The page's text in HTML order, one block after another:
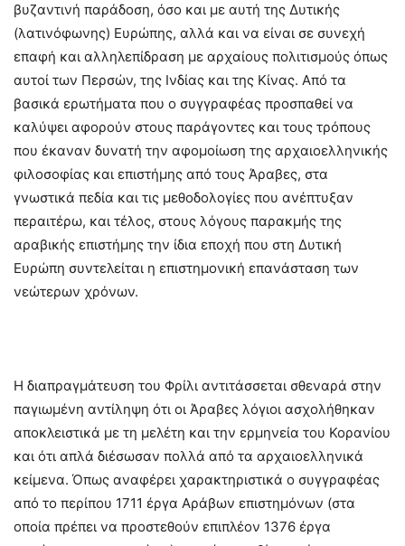
βυζαντινή παράδοση, όσο και με αυτή της Δυτικής
(λατινόφωνης) Ευρώπης, αλλά και να είναι σε συνεχή
επαφή και αλληλεπίδραση με αρχαίους πολιτισμούς όπως
αυτοί των Περσών, της Ινδίας και της Κίνας. Από τα
βασικά ερωτήματα που ο συγγραφέας προσπαθεί να
καλύψει αφορούν στους παράγοντες και τους τρόπους
που έκαναν δυνατή την αφομοίωση της αρχαιοελληνικής
φιλοσοφίας και επιστήμης από τους Άραβες, στα
γνωστικά πεδία και τις μεθοδολογίες που ανέπτυξαν
περαιτέρω, και τέλος, στους λόγους παρακμής της
αραβικής επιστήμης την ίδια εποχή που στη Δυτική
Ευρώπη συντελείται η επιστημονική επανάσταση των
νεώτερων χρόνων.
Η διαπραγμάτευση του Φρίλι αντιτάσσεται σθεναρά στην
παγιωμένη αντίληψη ότι οι Άραβες λόγιοι ασχολήθηκαν
αποκλειστικά με τη μελέτη και την ερμηνεία του Κορανίου
και ότι απλά διέσωσαν πολλά από τα αρχαιοελληνικά
κείμενα. Όπως αναφέρει χαρακτηριστικά ο συγγραφέας
από το περίπου 1711 έργα Αράβων επιστημόνων (στα
οποία πρέπει να προστεθούν επιπλέον 1376 έργα